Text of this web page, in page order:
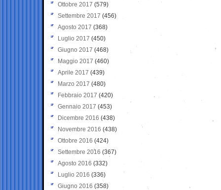
Ottobre 2017 (579)
Settembre 2017 (456)
Agosto 2017 (368)
Luglio 2017 (450)
Giugno 2017 (468)
Maggio 2017 (460)
Aprile 2017 (439)
Marzo 2017 (480)
Febbraio 2017 (420)
Gennaio 2017 (453)
Dicembre 2016 (438)
Novembre 2016 (438)
Ottobre 2016 (424)
Settembre 2016 (367)
Agosto 2016 (332)
Luglio 2016 (336)
Giugno 2016 (358)